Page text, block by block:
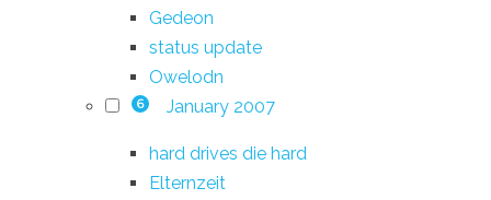
Gedeon
status update
Owelodn
6 January 2007
hard drives die hard
Elternzeit